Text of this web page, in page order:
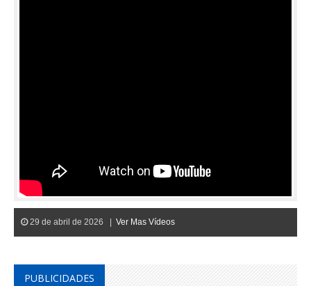
29 de abril de 2026 | Ver Mas Vídeos
PUBLICIDADES